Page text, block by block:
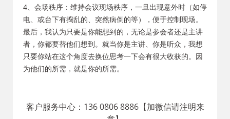
4、会场秩序：维持会议现场秩序，一旦出现意外时（如停
电、或台下有捣乱的、突然病倒的等），便于控制现场。
最后，我认为只要是你能想到的，无论是参会者还是主讲
者，你都要替他们想到。就当你是主讲、你是听众，我想
只要你站在这个角度去换位思考一下会有很大收获的。因
为他们的所需，就是你的所需。
客户服务中心：136 0806 8886【加微信请注明来